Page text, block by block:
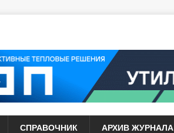
СПРАВОЧНИК АРХИВ ЖУРНАЛА